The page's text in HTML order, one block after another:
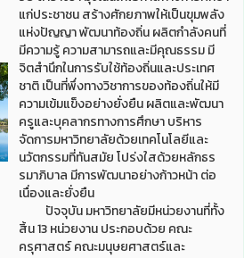
แก่ประชาชน สร้างศักยภาพให้เป็นขุมพลัง
แห่งปัญญา พัฒนาท้องถิ่น ผลิตกำลังคนที่
มีความรู้ ความสามารถและมีคุณธรรม มี
จิตสำนึกในการรับใช้ท้องถิ่นและประเทศ
ชาติ เป็นที่พึ่งทางวิชาการของท้องถิ่นให้มี
ความเข้มแข็งอย่างยั่งยืน ผลิตและพัฒนา
ครูและบุคลากรทางการศึกษา บริหาร
จัดการมหาวิทยาลัยด้วยเทคโนโลยีและ
นวัตกรรมที่ทันสมัย โปร่งใสด้วยหลักธร
รมาภิบาล มีการพัฒนาอย่างก้าวหน้า ต่อ
เนื่องและยั่งยืน
ปัจจุบัน มหาวิทยาลัยมีหน่วยงานที่ทั้ง
สิ้น 13 หน่วยงาน ประกอบด้วย คณะ
ครุศาสตร์ คณะมนุษยศาสตร์และ